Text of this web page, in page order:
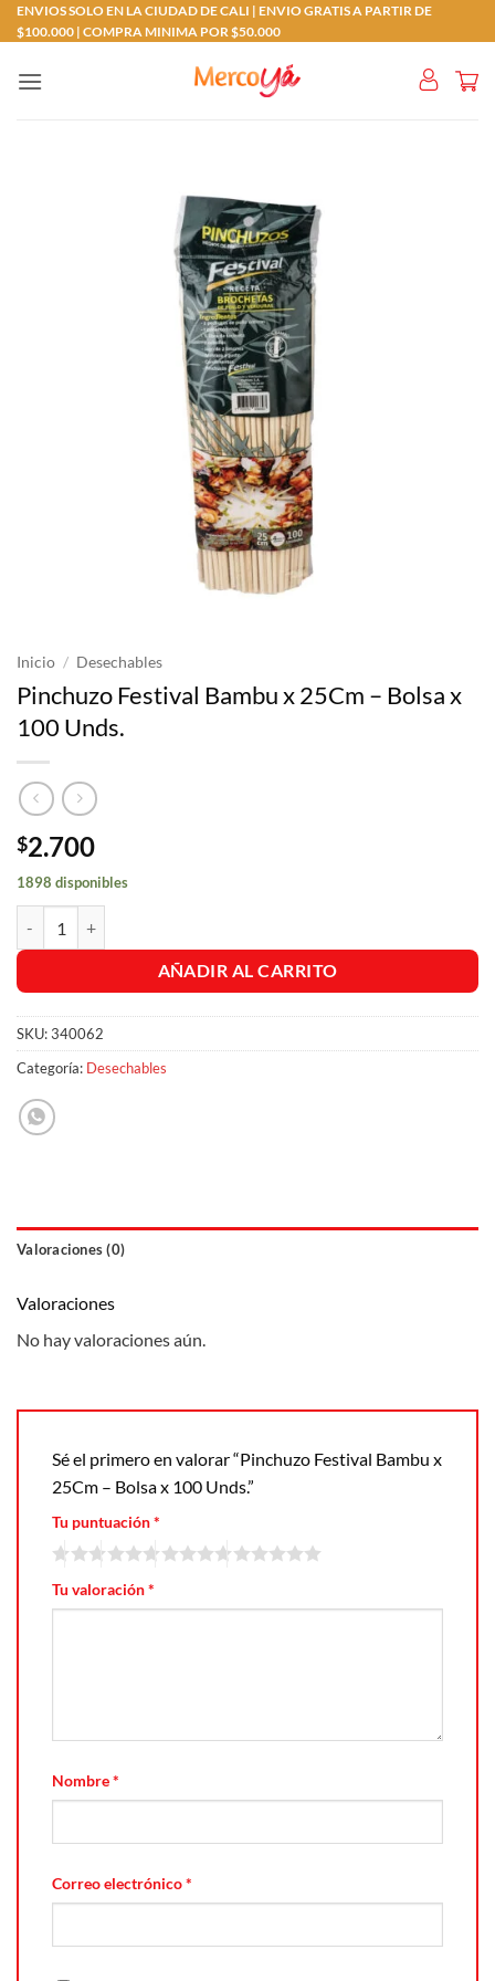
Saltar
al
ENVIOS SOLO EN LA CIUDAD DE CALI | ENVIO GRATIS A PARTIR DE
$100.000 | COMPRA MINIMA POR $50.000
Inicio / Desechables
Pinchuzo Festival Bambu x 25Cm – Bolsa x
100 Unds.
$2.700
1898 disponibles
AÑADIR AL CARRITO
SKU:340062
Categoría: Desechables
Valoraciones (0)
Valoraciones
No hay valoraciones aún.
Sé el primero en valorar “Pinchuzo Festival Bambu x
25Cm – Bolsa x 100 Unds.”
Tu puntuación*
Tu valoración*
Nombre*
Correo electrónico*